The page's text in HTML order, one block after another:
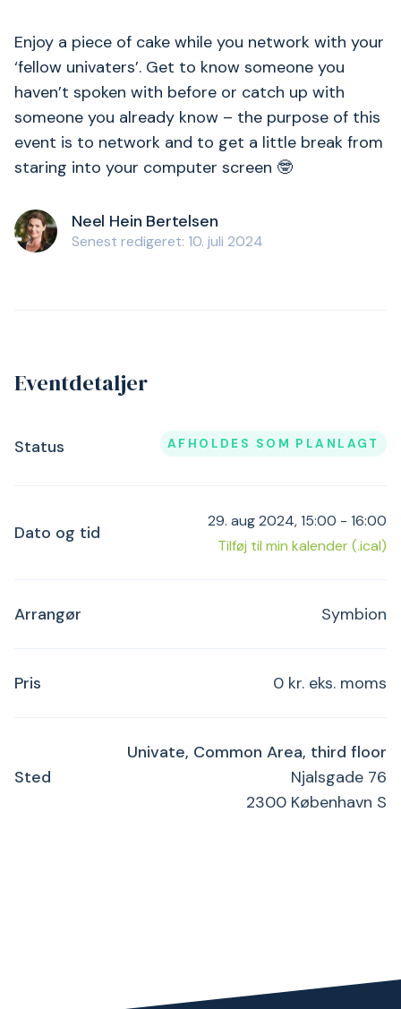
Enjoy a piece of cake while you network with your
‘fellow univaters’. Get to know someone you
haven’t spoken with before or catch up with
someone you already know – the purpose of this
event is to network and to get a little break from
staring into your computer screen 🤓
Neel Hein Bertelsen
Senest redigeret: 10. juli 2024
Eventdetaljer
Status AFHOLDES SOM PLANLAGT
Dato og tid
29. aug 2024, 15:00 - 16:00
Tilføj til min kalender (.ical)
Arrangør Symbion
Pris 0 kr. eks. moms
Sted
Univate, Common Area, third floor
Njalsgade 76
2300 København S